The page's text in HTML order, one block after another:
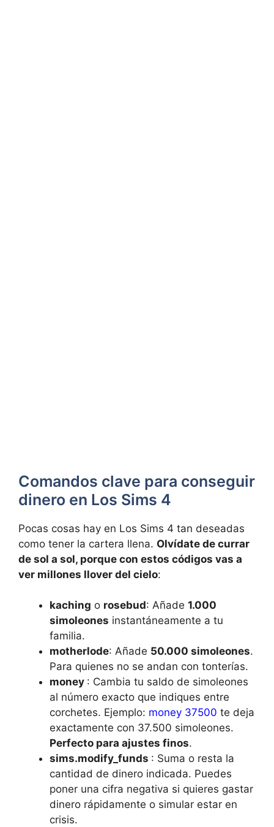
Comandos clave para conseguir
dinero en Los Sims 4
Pocas cosas hay en Los Sims 4 tan deseadas
como tener la cartera llena. Olvídate de currar
de sol a sol, porque con estos códigos vas a
ver millones llover del cielo:
kaching o rosebud: Añade 1.000
simoleones instantáneamente a tu
familia.
motherlode: Añade 50.000 simoleones.
Para quienes no se andan con tonterías.
money : Cambia tu saldo de simoleones
al número exacto que indiques entre
corchetes. Ejemplo: money 37500 te deja
exactamente con 37.500 simoleones.
Perfecto para ajustes finos.
sims.modify_funds : Suma o resta la
cantidad de dinero indicada. Puedes
poner una cifra negativa si quieres gastar
dinero rápidamente o simular estar en
crisis.